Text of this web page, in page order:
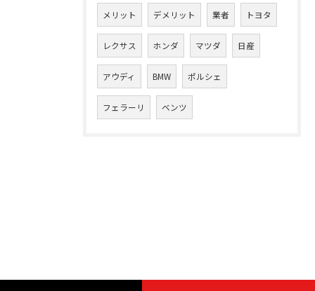
メリット デメリット 業者 トヨタ
レクサス ホンダ マツダ 日産
アウディ BMW ポルシェ
フェラーリ ベンツ